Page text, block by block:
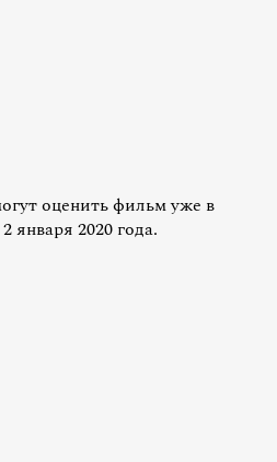
оценить фильм уже в
2020 года.